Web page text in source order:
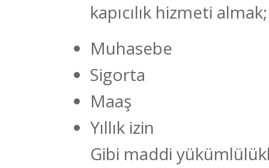
kapıcılık hizmeti almak;
Muhasebe
Sigorta
Maaş
Yıllık izin
Gibi maddi